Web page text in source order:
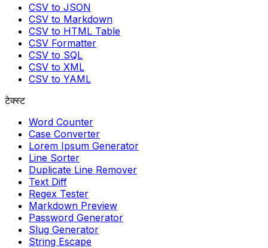
CSV to JSON
CSV to Markdown
CSV to HTML Table
CSV Formatter
CSV to SQL
CSV to XML
CSV to YAML
टेक्स्ट
Word Counter
Case Converter
Lorem Ipsum Generator
Line Sorter
Duplicate Line Remover
Text Diff
Regex Tester
Markdown Preview
Password Generator
Slug Generator
String Escape